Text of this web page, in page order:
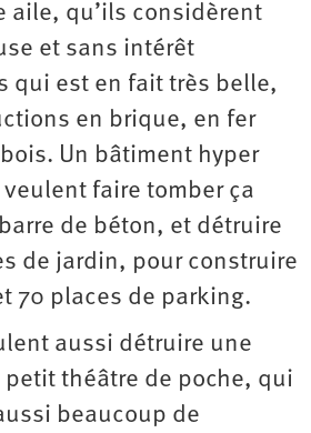
aile, qu’ils considèrent
et sans intérêt
qui est en fait très belle,
en brique, en fer
Un bâtiment hyper
faire tomber ça
de béton, et détruire
de jardin, pour construire
70 places de parking.
aussi détruire une
théâtre de poche, qui
beaucoup de